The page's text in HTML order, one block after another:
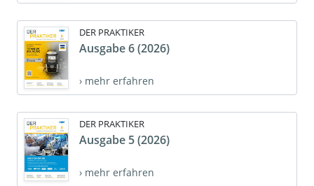
DER PRAKTIKER
Ausgabe 6 (2026)
› mehr erfahren
DER PRAKTIKER
Ausgabe 5 (2026)
› mehr erfahren